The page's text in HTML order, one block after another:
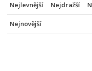
Nejlevnější Nejdražší
Nejnovější